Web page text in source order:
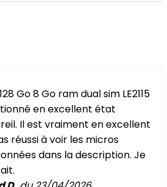
Go 8 Go ram dual sim LE2115
en excellent état
Il est vraiment en excellent
réussi à voir les micros
dans la description. Je